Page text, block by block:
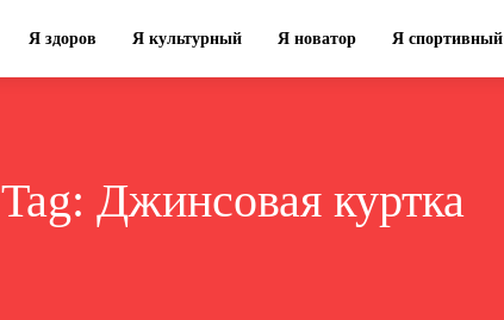
Я здоров Я культурный Я новатор Я спортивный
Tag: Джинсовая куртка